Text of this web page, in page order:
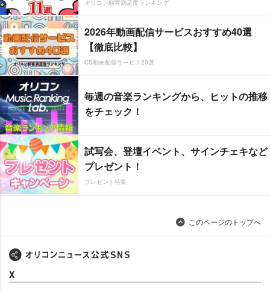
オリコン顧客満足度ランキング
2026年動画配信サービスおすすめ40選
【徹底比較】
CS動画配信サービス20選
毎週の音楽ランキングから、ヒットの推移
をチェック！
試写会、登壇イベント、サインチェキなど
プレゼント！
プレゼント特集
このページのトップへ
X